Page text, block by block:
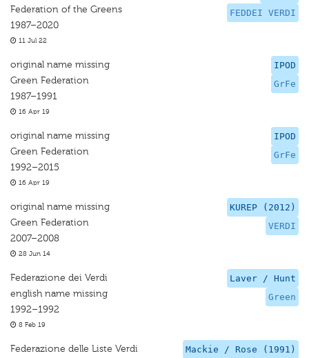
FEDDEI VERDI
Federation of the Greens
1987–2020
11 Jul 22
IPOD
GrFe
original name missing
Green Federation
1987–1991
16 Apr 19
IPOD
GrFe
original name missing
Green Federation
1992–2015
16 Apr 19
KUREP (2012)
VERDI
original name missing
Green Federation
2007–2008
28 Jun 14
Laver / Hunt
Green
Federazione dei Verdi
english name missing
1992–1992
8 Feb 19
Mackie / Rose (1991)
Federazione delle Liste Verdi